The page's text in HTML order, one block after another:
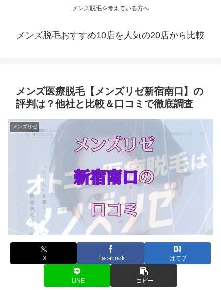
メンズ脱毛を考えている方へ
メンズ脱毛おすすめ10店を人気の20店から比較
メンズ医療脱毛【メンズリゼ新宿南口】の
評判は？他社と比較＆口コミで徹底調査
メンズリゼ
X Facebook はてブ
LINE コピー